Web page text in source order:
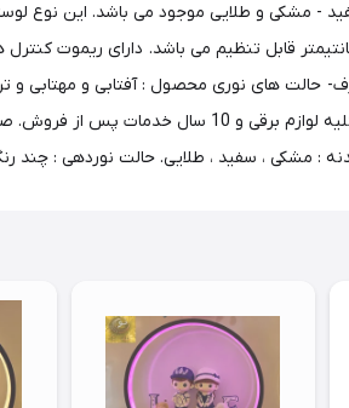
این محصول در سه رنگ سفید - مشکی و طلایی موجود می
محیط های پذیرایی، اتاق خواب و آشپزخانه استفاده می شوند. ارتفاع نصب متغیر بوده و بین 40 تا
حالت های نوری محصول : آفتابی و مهتابی و
محصول برای محیطی با متراژ 25 متر مربع استفاده میگردد. - ضمانت محصول :